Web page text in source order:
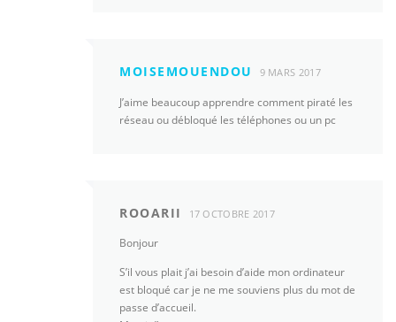
MOISEMOUENDOU 9 MARS 2017
J’aime beaucoup apprendre comment piraté les
réseau ou débloqué les téléphones ou un pc
ROOARII 17 OCTOBRE 2017
Bonjour
S’il vous plait j’ai besoin d’aide mon ordinateur
est bloqué car je ne me souviens plus du mot de
passe d’accueil.